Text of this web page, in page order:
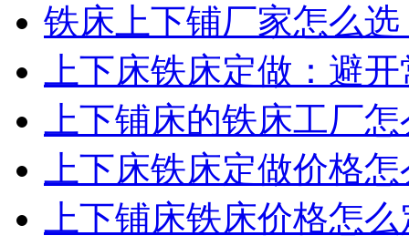
铁床上下铺厂家怎么
上下床铁床定做：避
上下铺床的铁床工厂
上下床铁床定做价格
上下铺床铁床价格怎